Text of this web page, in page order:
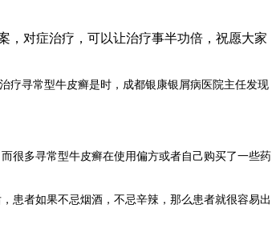
，对症治疗，可以让治疗事半功倍，祝愿大家
疗寻常型牛皮癣是时，成都银康银屑病医院主任发现
很多寻常型牛皮癣在使用偏方或者自己购买了一些药
患者如果不忌烟酒，不忌辛辣，那么患者就很容易出